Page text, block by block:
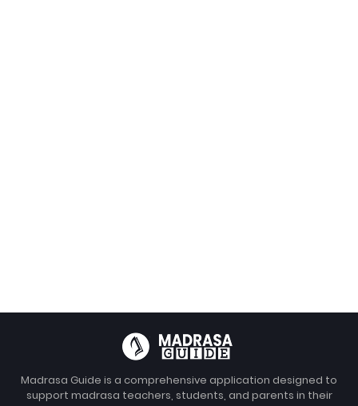
Madrasa Guide is a comprehensive application designed to
support madrasa teachers, students, and parents in their